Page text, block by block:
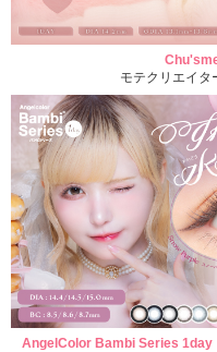
モテクリエイタ
AngelColor Bambi Series 1day